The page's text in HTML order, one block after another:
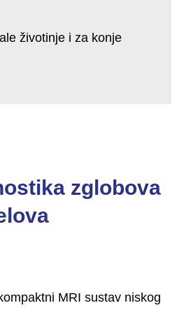
životinje i za konje
zglobova
MRI sustav niskog